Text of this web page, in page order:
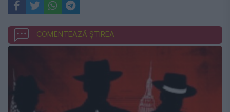
COMENTEAZĂ ȘTIREA